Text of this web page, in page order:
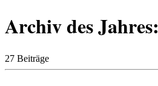
Archiv des Jahres:
27 Beiträge